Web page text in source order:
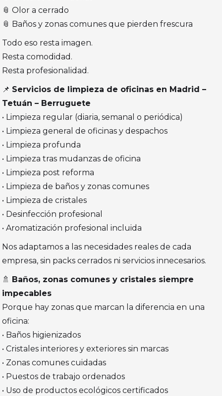
📎 Olor a cerrado
📎 Baños y zonas comunes que pierden frescura
Todo eso resta imagen.
Resta comodidad.
Resta profesionalidad.
📌 Servicios de limpieza de oficinas en Madrid –
Tetuán – Berruguete
• Limpieza regular (diaria, semanal o periódica)
• Limpieza general de oficinas y despachos
• Limpieza profunda
• Limpieza tras mudanzas de oficina
• Limpieza post reforma
• Limpieza de baños y zonas comunes
• Limpieza de cristales
• Desinfección profesional
• Aromatización profesional incluida
Nos adaptamos a las necesidades reales de cada
empresa, sin packs cerrados ni servicios innecesarios.
🚿 Baños, zonas comunes y cristales siempre
impecables
Porque hay zonas que marcan la diferencia en una
oficina:
• Baños higienizados
• Cristales interiores y exteriores sin marcas
• Zonas comunes cuidadas
• Puestos de trabajo ordenados
• Uso de productos ecológicos certificados